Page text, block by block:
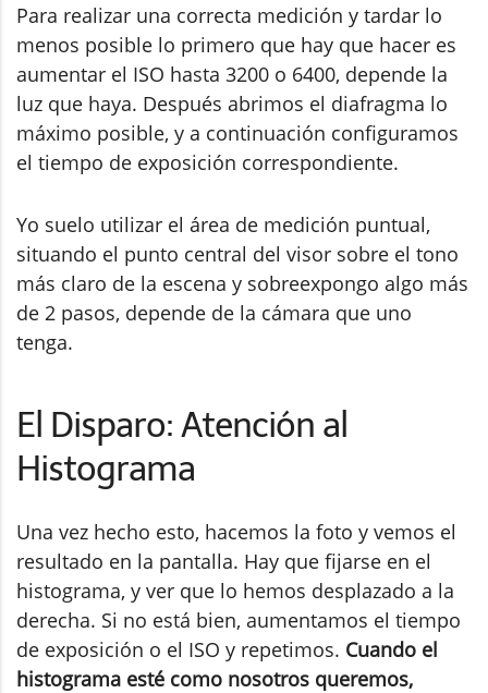
Para realizar una correcta medición y tardar lo
menos posible lo primero que hay que hacer es
aumentar el ISO hasta 3200 o 6400, depende la
luz que haya. Después abrimos el diafragma lo
máximo posible, y a continuación configuramos
el tiempo de exposición correspondiente.
Yo suelo utilizar el área de medición puntual,
situando el punto central del visor sobre el tono
más claro de la escena y sobreexpongo algo más
de 2 pasos, depende de la cámara que uno
tenga.
El Disparo: Atención al
Histograma
Una vez hecho esto, hacemos la foto y vemos el
resultado en la pantalla. Hay que fijarse en el
histograma, y ver que lo hemos desplazado a la
derecha. Si no está bien, aumentamos el tiempo
de exposición o el ISO y repetimos. Cuando el
histograma esté como nosotros queremos,